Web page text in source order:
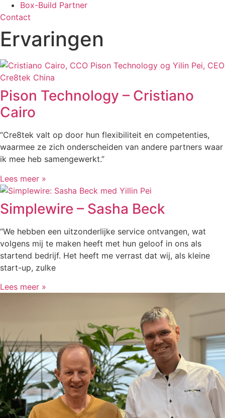
Box-Build Partner
Contact
Ervaringen
Pison Technology – Cristiano
Cairo
“Cre8tek valt op door hun flexibiliteit en competenties,
waarmee ze zich onderscheiden van andere partners waar
ik mee heb samengewerkt.”
Lees meer »
Simplewire – Sasha Beck
“We hebben een uitzonderlijke service ontvangen, wat
volgens mij te maken heeft met hun geloof in ons als
startend bedrijf. Het heeft me verrast dat wij, als kleine
start-up, zulke
Lees meer »